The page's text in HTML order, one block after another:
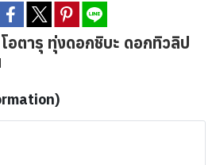
อตารุ ทุ่งดอกชิบะ ดอกทิวลิป